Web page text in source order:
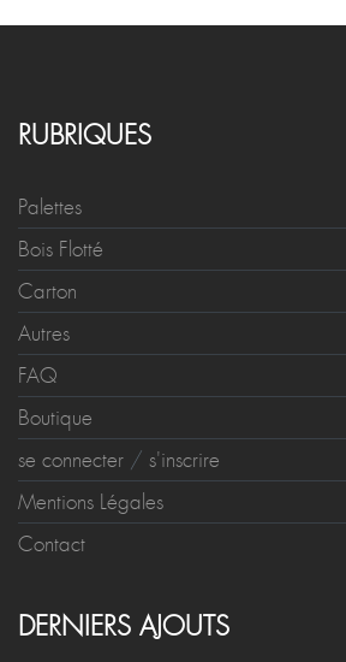
RUBRIQUES
Palettes
Bois Flotté
Carton
Autres
FAQ
Boutique
se connecter / s'inscrire
Mentions Légales
Contact
DERNIERS AJOUTS